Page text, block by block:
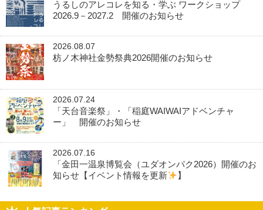
うるしのアレコレを知る・学ぶ ワークショップ
2026.9－2027.2 開催のお知らせ
2026.08.07
枋ノ木神社金勢祭典2026開催のお知らせ
2026.07.24
「天台音楽祭」・「稲庭WAIWAIアドベンチャ
ー」 開催のお知らせ
2026.07.16
「金田一温泉博覧会（ユダオンパク2026）開催のお
知らせ【イベント情報を更新
】